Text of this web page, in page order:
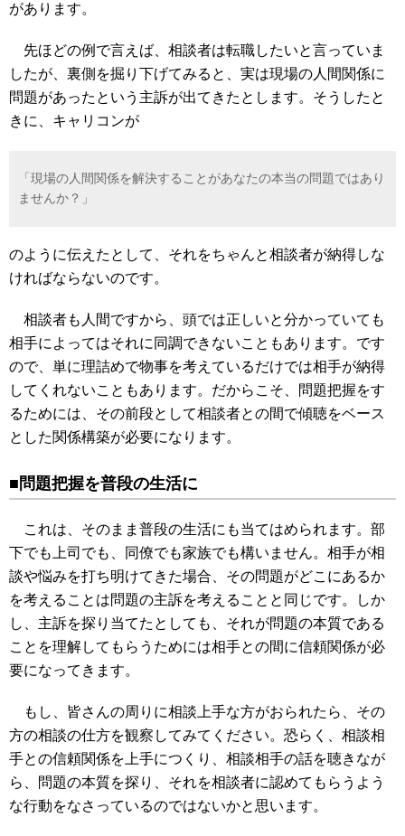
があります。
先ほどの例で言えば、相談者は転職したいと言っていま
したが、裏側を掘り下げてみると、実は現場の人間関係に
問題があったという主訴が出てきたとします。そうしたと
きに、キャリコンが
「現場の人間関係を解決することがあなたの本当の問題ではあり
ませんか？」
のように伝えたとして、それをちゃんと相談者が納得しな
ければならないのです。
相談者も人間ですから、頭では正しいと分かっていても
相手によってはそれに同調できないこともあります。です
ので、単に理詰めで物事を考えているだけでは相手が納得
してくれないこともあります。だからこそ、問題把握をす
るためには、その前段として相談者との間で傾聴をベース
とした関係構築が必要になります。
■問題把握を普段の生活に
これは、そのまま普段の生活にも当てはめられます。部
下でも上司でも、同僚でも家族でも構いません。相手が相
談や悩みを打ち明けてきた場合、その問題がどこにあるか
を考えることは問題の主訴を考えることと同じです。しか
し、主訴を探り当てたとしても、それが問題の本質である
ことを理解してもらうためには相手との間に信頼関係が必
要になってきます。
もし、皆さんの周りに相談上手な方がおられたら、その
方の相談の仕方を観察してみてください。恐らく、相談相
手との信頼関係を上手につくり、相談相手の話を聴きなが
ら、問題の本質を探り、それを相談者に認めてもらうよう
な行動をなさっているのではないかと思います。